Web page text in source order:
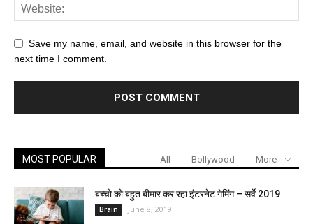
Save my name, email, and website in this browser for the
next time I comment.
MOST POPULAR All Bollywood More
बच्चो को बहुत बीमार कर रहा इंटरनेट गेमिंग – सर्वे 2019
Brain June 8, 2019